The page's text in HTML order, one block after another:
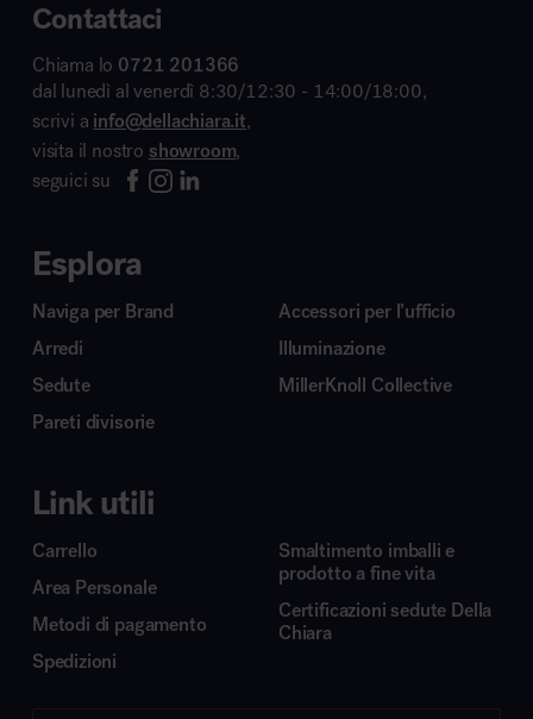
Contattaci
Chiama lo 0721 201366
dal lunedì al venerdì 8:30/12:30 - 14:00/18:00,
scrivi a info@dellachiara.it,
visita il nostro showroom,
seguici su
Esplora
Naviga per Brand
Arredi
Sedute
Pareti divisorie
Accessori per l’ufficio
Illuminazione
MillerKnoll Collective
Link utili
Carrello
Area Personale
Metodi di pagamento
Spedizioni
Smaltimento imballi e
prodotto a fine vita
Certificazioni sedute Della
Chiara